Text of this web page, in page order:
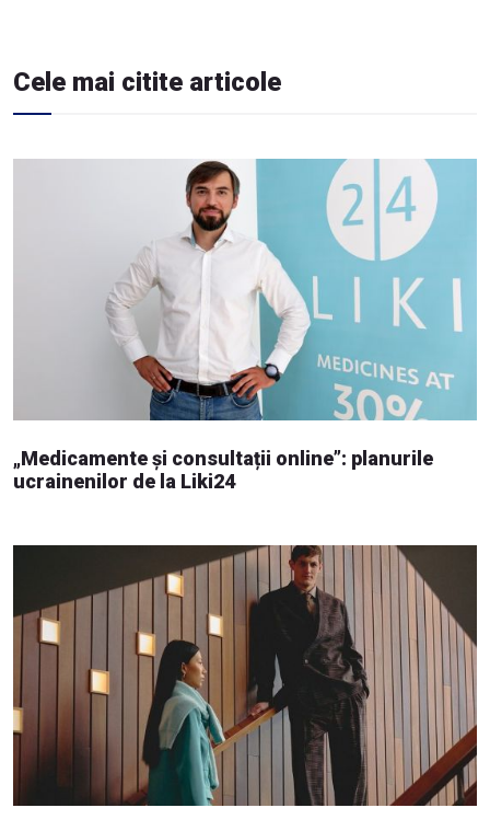
Cele mai citite articole
„Medicamente și consultații online”: planurile
ucrainenilor de la Liki24